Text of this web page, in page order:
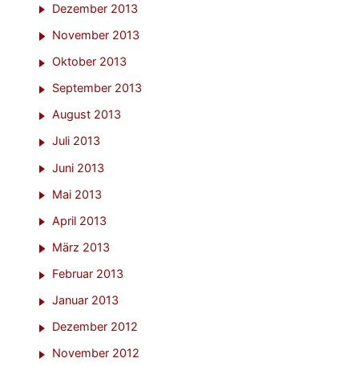
Dezember 2013
November 2013
Oktober 2013
September 2013
August 2013
Juli 2013
Juni 2013
Mai 2013
April 2013
März 2013
Februar 2013
Januar 2013
Dezember 2012
November 2012